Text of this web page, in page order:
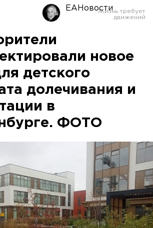
ЕАНовости
новое
детского
долечивания и
в
ФОТО